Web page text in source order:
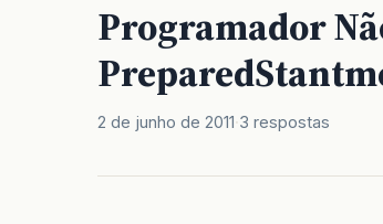
Programador
2 de junho de 2011 3 respostas